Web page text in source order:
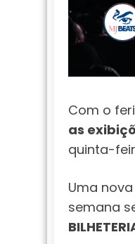
Com o
as
quinta-
Uma
semana